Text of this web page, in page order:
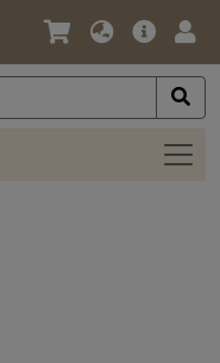
Jazyk
Měna
Hlavní